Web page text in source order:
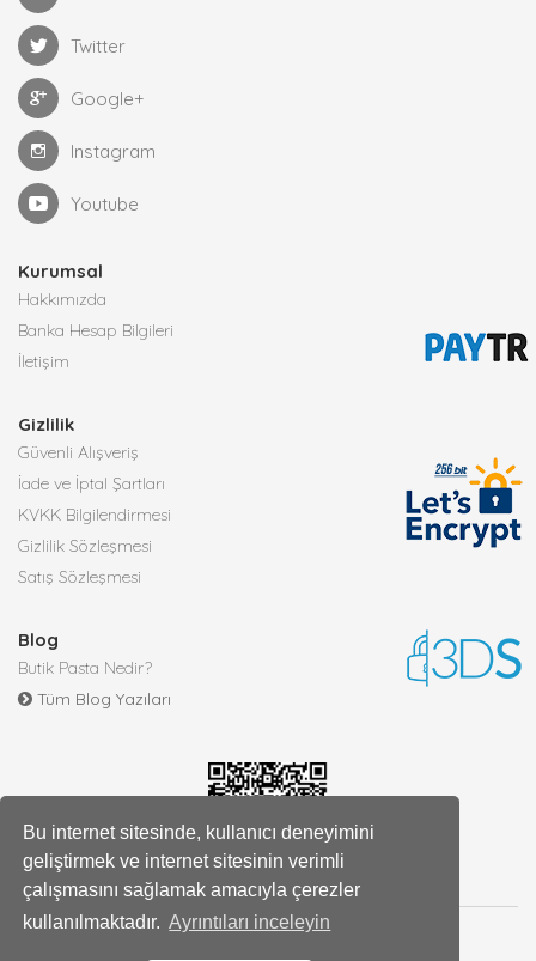
Bu internet sitesinde, kullanıcı deneyimini
geliştirmek ve internet sitesinin verimli
çalışmasını sağlamak amacıyla çerezler
kullanılmaktadır. Ayrıntıları inceleyin
Twitter
Google+
Instagram
Youtube
Kurumsal
Hakkımızda
Banka Hesap Bilgileri
İletişim
Gizlilik
Güvenli Alışveriş
İade ve İptal Şartları
KVKK Bilgilendirmesi
Gizlilik Sözleşmesi
Satış Sözleşmesi
Blog
Butik Pasta Nedir?
Tüm Blog Yazıları